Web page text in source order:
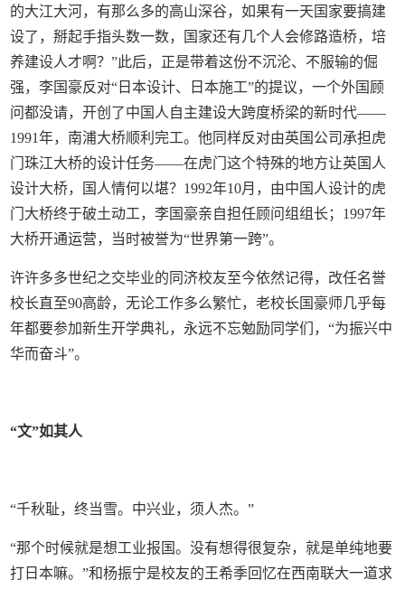
的大江大河，有那么多的高山深谷，如果有一天国家要搞建
设了，掰起手指头数一数，国家还有几个人会修路造桥，培
养建设人才啊？”此后，正是带着这份不沉沦、不服输的倔
强，李国豪反对“日本设计、日本施工”的提议，一个外国顾
问都没请，开创了中国人自主建设大跨度桥梁的新时代——
1991年，南浦大桥顺利完工。他同样反对由英国公司承担虎
门珠江大桥的设计任务——在虎门这个特殊的地方让英国人
设计大桥，国人情何以堪？1992年10月，由中国人设计的虎
门大桥终于破土动工，李国豪亲自担任顾问组组长；1997年
大桥开通运营，当时被誉为“世界第一跨”。
许许多多世纪之交毕业的同济校友至今依然记得，改任名誉
校长直至90高龄，无论工作多么繁忙，老校长国豪师几乎每
年都要参加新生开学典礼，永远不忘勉励同学们，“为振兴中
华而奋斗”。
“文”如其人
“千秋耻，终当雪。中兴业，须人杰。”
“那个时候就是想工业报国。没有想得很复杂，就是单纯地要
打日本嘛。”和杨振宁是校友的王希季回忆在西南联大一道求